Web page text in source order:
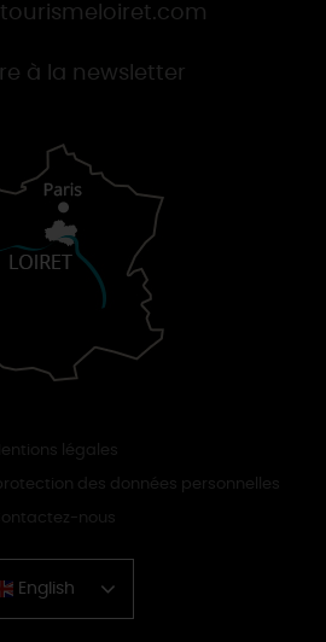
à la newsletter
légales
des données personnelles
nous
English
Chinese